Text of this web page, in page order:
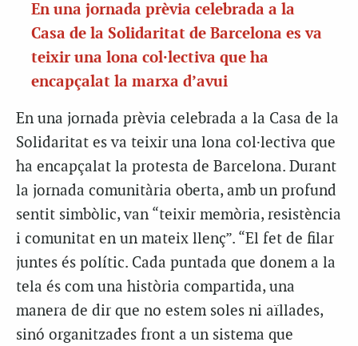
En una jornada prèvia celebrada a la
Casa de la Solidaritat de Barcelona es va
teixir una lona col·lectiva que ha
encapçalat la marxa d’avui
En una jornada prèvia celebrada a la Casa de la
Solidaritat es va teixir una lona col·lectiva que
ha encapçalat la protesta de Barcelona. Durant
la jornada comunitària oberta, amb un profund
sentit simbòlic, van “teixir memòria, resistència
i comunitat en un mateix llenç”. “El fet de filar
juntes és polític. Cada puntada que donem a la
tela és com una història compartida, una
manera de dir que no estem soles ni aïllades,
sinó organitzades front a un sistema que